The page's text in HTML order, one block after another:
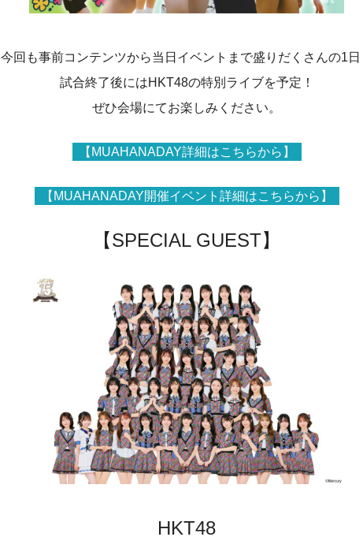
今回も事前コンテンツから当日イベントまで盛りだくさんの1日
試合終了後にはHKT48の特別ライブを予定！
ぜひ会場にてお楽しみください。
【MUAHANADAY詳細はこちらから】
【MUAHANADAY開催イベント詳細はこちらから】
【SPECIAL GUEST】
HKT48